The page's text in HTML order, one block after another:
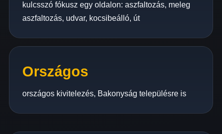
kulcsszó fókusz egy oldalon: aszfaltozás, meleg
aszfaltozás, udvar, kocsibeálló, út
Országos
országos kivitelezés, Bakonyság településre is